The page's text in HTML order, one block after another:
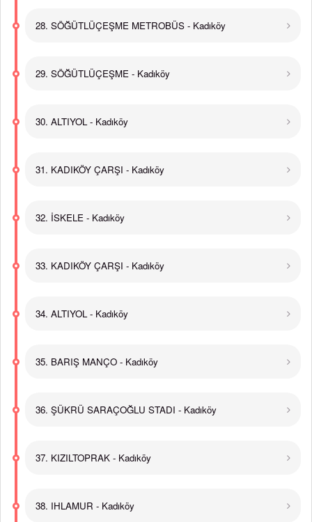
28. SÖĞÜTLÜÇEŞME METROBÜS - Kadıköy
29. SÖĞÜTLÜÇEŞME - Kadıköy
30. ALTIYOL - Kadıköy
31. KADIKÖY ÇARŞI - Kadıköy
32. İSKELE - Kadıköy
33. KADIKÖY ÇARŞI - Kadıköy
34. ALTIYOL - Kadıköy
35. BARIŞ MANÇO - Kadıköy
36. ŞÜKRÜ SARAÇOĞLU STADI - Kadıköy
37. KIZILTOPRAK - Kadıköy
38. IHLAMUR - Kadıköy